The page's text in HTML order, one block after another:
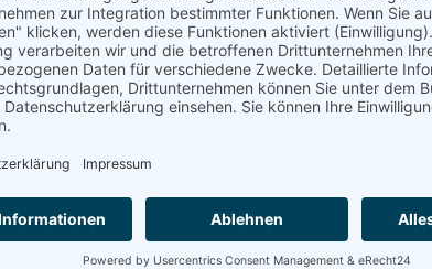
Das Schicksal der Karlsruher Juden im